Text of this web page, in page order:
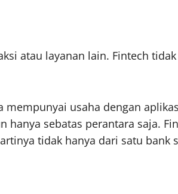
atau layanan lain. Fintech
usaha dengan
sebatas perantara saja.
tidak hanya dari satu bank